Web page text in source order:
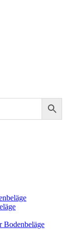
Bodenbeläge